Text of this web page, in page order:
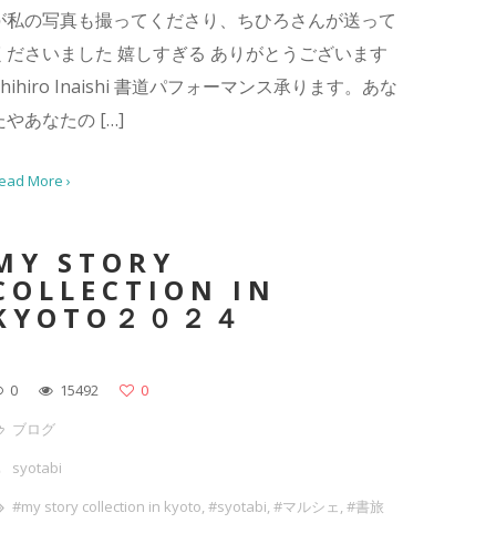
私の写真も撮ってくださり、ちひろさんが送って
ださいました 嬉しすぎる ありがとうございます
Inaishi 書道パフォーマンス承ります。あな
やあなたの […]
More ›
STORY
IN
２０２４
0 15492
0
ブログ
syotabi
#my story collection in kyoto,#syotabi,#マルシェ,#書旅